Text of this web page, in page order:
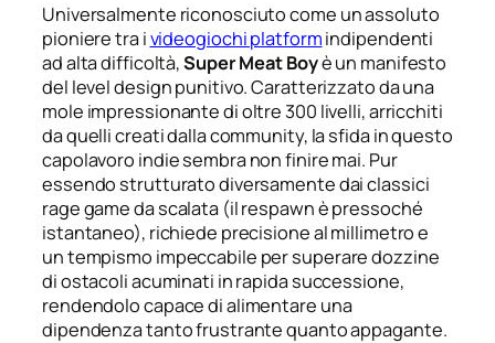
Universalmente riconosciuto come un assoluto
pioniere tra ivideogiochi platformindipendenti
ad alta difficoltà,Super Meat Boyè un manifesto
del level design punitivo. Caratterizzato da una
mole impressionante di oltre 300 livelli, arricchiti
da quelli creati dalla community, la sfida in questo
capolavoro indie sembra non finire mai. Pur
essendo strutturato diversamente dai classici
rage game da scalata (il respawn è pressoché
istantaneo), richiede precisione al millimetro e
un tempismo impeccabile per superare dozzine
di ostacoli acuminati in rapida successione,
rendendolo capace di alimentare una
dipendenza tanto frustrante quanto appagante.